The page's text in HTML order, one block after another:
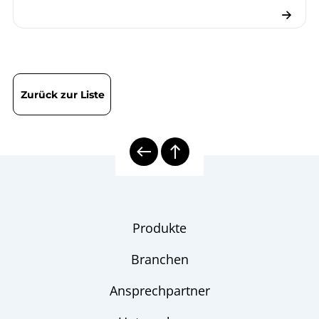
Zurück zur Liste
Produkte
Branchen
Ansprechpartner